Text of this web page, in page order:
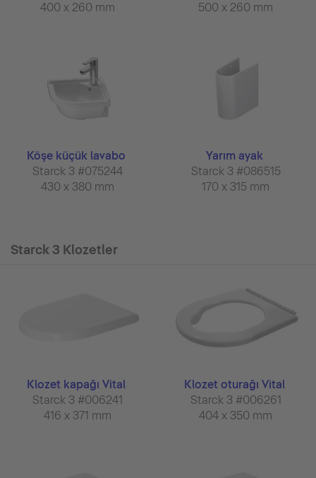
400 x 260 mm
500 x 260 mm
Köşe küçük lavabo
Starck 3 #075244
430 x 380 mm
Yarım ayak
Starck 3 #086515
170 x 315 mm
Starck 3 Klozetler
Klozet kapağı Vital
Starck 3 #006241
416 x 371 mm
Klozet oturağı Vital
Starck 3 #006261
404 x 350 mm